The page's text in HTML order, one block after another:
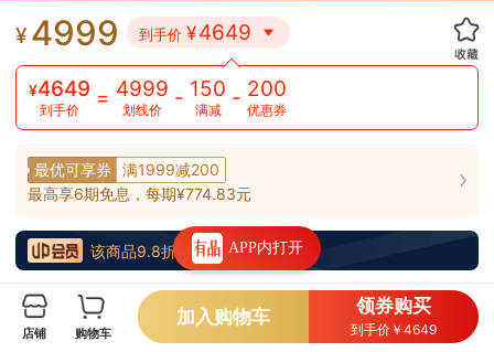
¥ 4999 到手价 ¥4649
¥4649
到手价 = 4999
划线价 - 150
满减 - 200
优惠券
最优可享券
满1999减200
每满200减30，最高减150元
最高享6期免息，每期¥774.83元
该商品9.8折 叠加会员专享券
贝昂除甲醛专业版空气净化器开拓者X7SM
店铺 购物车
加入购物车 领券购买
到手价￥4649
APP内打开